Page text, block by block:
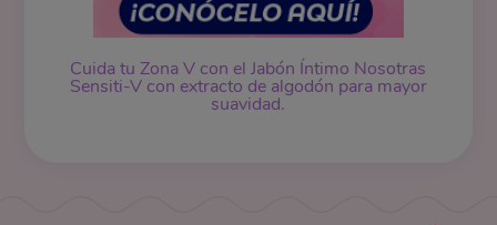
Cuida tu Zona V con el Jabón Íntimo Nosotras
Sensiti-V con extracto de algodón para mayor
suavidad.